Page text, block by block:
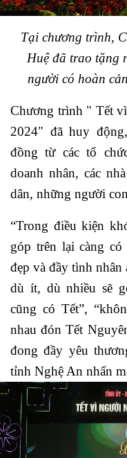
Tại chương trình,
Huệ đã trao tặng
người có hoàn
Chương trình " Tết
2024" đã huy
đồng từ các tổ
doanh nhân, các
dân, những người
“Trong điều kiện
góp trên lại càng
đẹp và đầy tình
dù ít, dù nhiều sẽ
cũng có Tết”,
nhau đón Tết
đong đầy yêu
tỉnh Nghệ An nhấn